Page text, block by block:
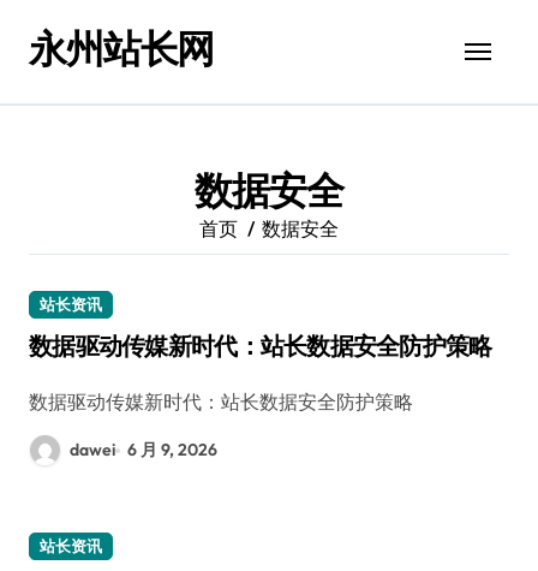
永州站长网
数据安全
首页 数据安全
站长资讯
数据驱动传媒新时代：站长数据安全防护策略
数据驱动传媒新时代：站长数据安全防护策略
dawei 6 月 9, 2026
站长资讯